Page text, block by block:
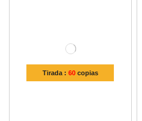
Tirada : 60copias